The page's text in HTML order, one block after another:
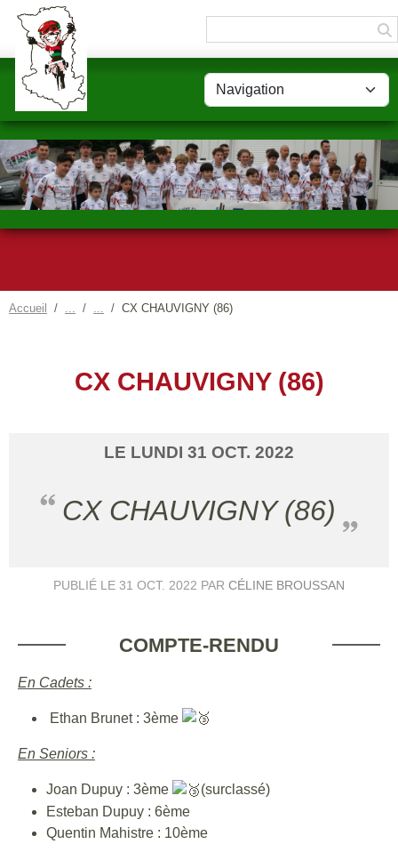
Accueil CX CHAUVIGNY (86)
CX CHAUVIGNY (86)
LE LUNDI 31 OCT. 2022
CX CHAUVIGNY (86)
PUBLIÉ LE 31 OCT. 2022 PAR CÉLINE BROUSSAN
COMPTE-RENDU
En Cadets :
Ethan Brunet : 3ème
En Seniors :
Joan Dupuy : 3ème
(surclassé)
Esteban Dupuy : 6ème
Quentin Mahistre : 10ème
Panneau de gestion des cookies